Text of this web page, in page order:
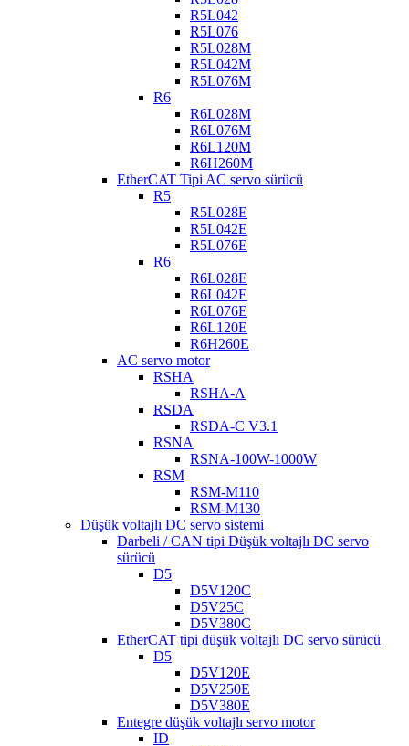
R5L042
R5L076
R5L028M
R5L042M
R5L076M
R6
R6L028M
R6L076M
R6L120M
R6H260M
EtherCAT Tipi AC servo sürücü
R5
R5L028E
R5L042E
R5L076E
R6
R6L028E
R6L042E
R6L076E
R6L120E
R6H260E
AC servo motor
RSHA
RSHA-A
RSDA
RSDA-C V3.1
RSNA
RSNA-100W-1000W
RSM
RSM-M110
RSM-M130
Düşük voltajlı DC servo sistemi
Darbeli / CAN tipi Düşük voltajlı DC servo
sürücü
D5
D5V120C
D5V25C
D5V380C
EtherCAT tipi düşük voltajlı DC servo sürücü
D5
D5V120E
D5V250E
D5V380E
Entegre düşük voltajlı servo motor
ID